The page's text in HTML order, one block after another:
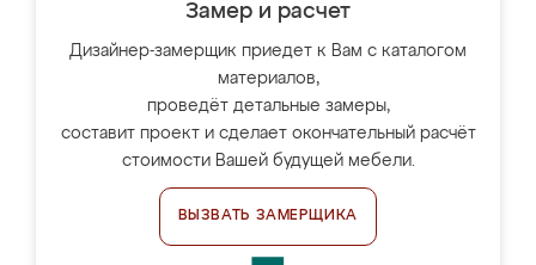
Замер и расчет
Дизайнер-замерщик приедет к Вам с каталогом
материалов,
проведёт детальные замеры,
составит проект и сделает окончательный расчёт
стоимости Вашей будущей мебели.
ВЫЗВАТЬ ЗАМЕРЩИКА